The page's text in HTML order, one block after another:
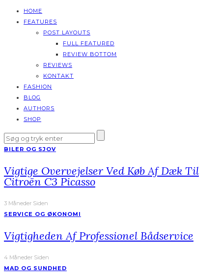
HOME
FEATURES
POST LAYOUTS
FULL FEATURED
REVIEW BOTTOM
REVIEWS
KONTAKT
FASHION
BLOG
AUTHORS
SHOP
BILER OG SJOV
Vigtige Overvejelser Ved Køb Af Dæk Til
Citroën C3 Picasso
3 Måneder Siden
SERVICE OG ØKONOMI
Vigtigheden Af Professionel Bådservice
4 Måneder Siden
MAD OG SUNDHED